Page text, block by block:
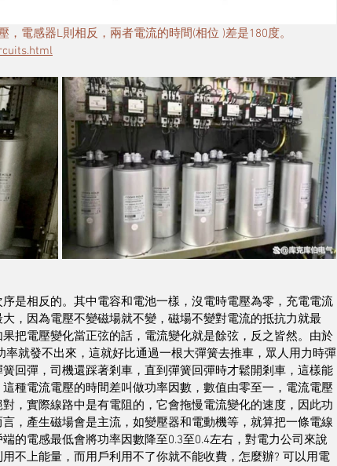
電感器L則相反，兩者電流的時間(相位 )差是180度。
是相反的。其中電容和電池一樣，沒電時電壓為零，充電電流
，因為電壓不變磁場就不變，磁場不變對電流的抵抗力就最
把電壓變化當正弦的話，電流變化就是餘弦，反之皆然。由於
就發不出來，這就好比通過一根大彈簧去推車，眾人用力時彈
回彈，司機還踩著剎車，直到彈簧回彈時才鬆開剎車，這樣能
種電流電壓的時間差叫做功率因數，數值由零至一，電流電壓
，實際線路中是有電阻的，它會拖慢電流變化的速度，因此功
，產生磁場會是主流，如變壓器和電動機等，就算把一條電線
的電感最低會將功率因數降至0.3至0.4左右，對電力公司來說
不上能量，而用戶利用不了你就不能收費，怎麼辦? 可以用電